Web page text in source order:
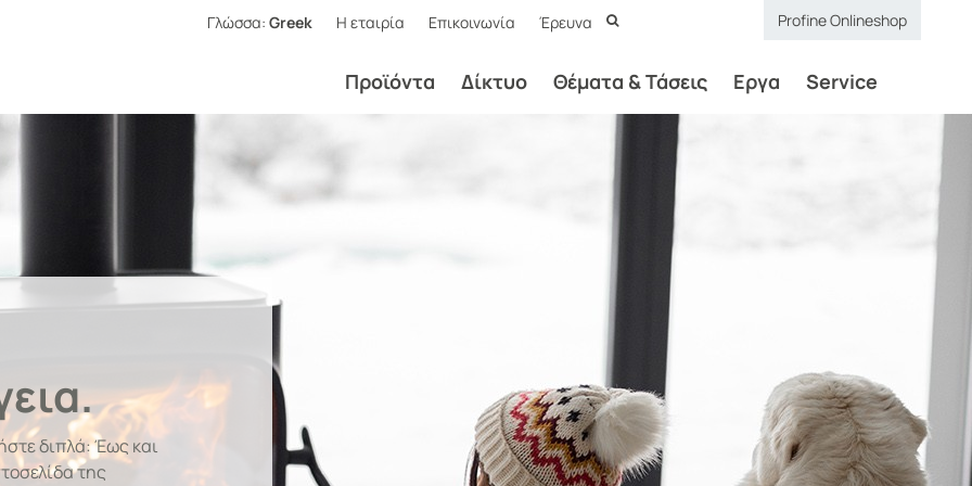
Profine Onlineshop
Προϊόντα Δίκτυο Θέματα & Τάσεις Εργα Service
Γλώσσα: Greek Η εταιρία Επικοινωνία Έρευνα
διπλά: Έως και
της
πλαστικό με το